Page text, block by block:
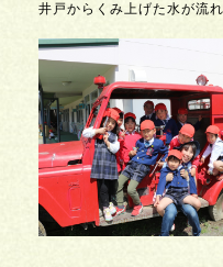
井戸からくみ上げた水が流